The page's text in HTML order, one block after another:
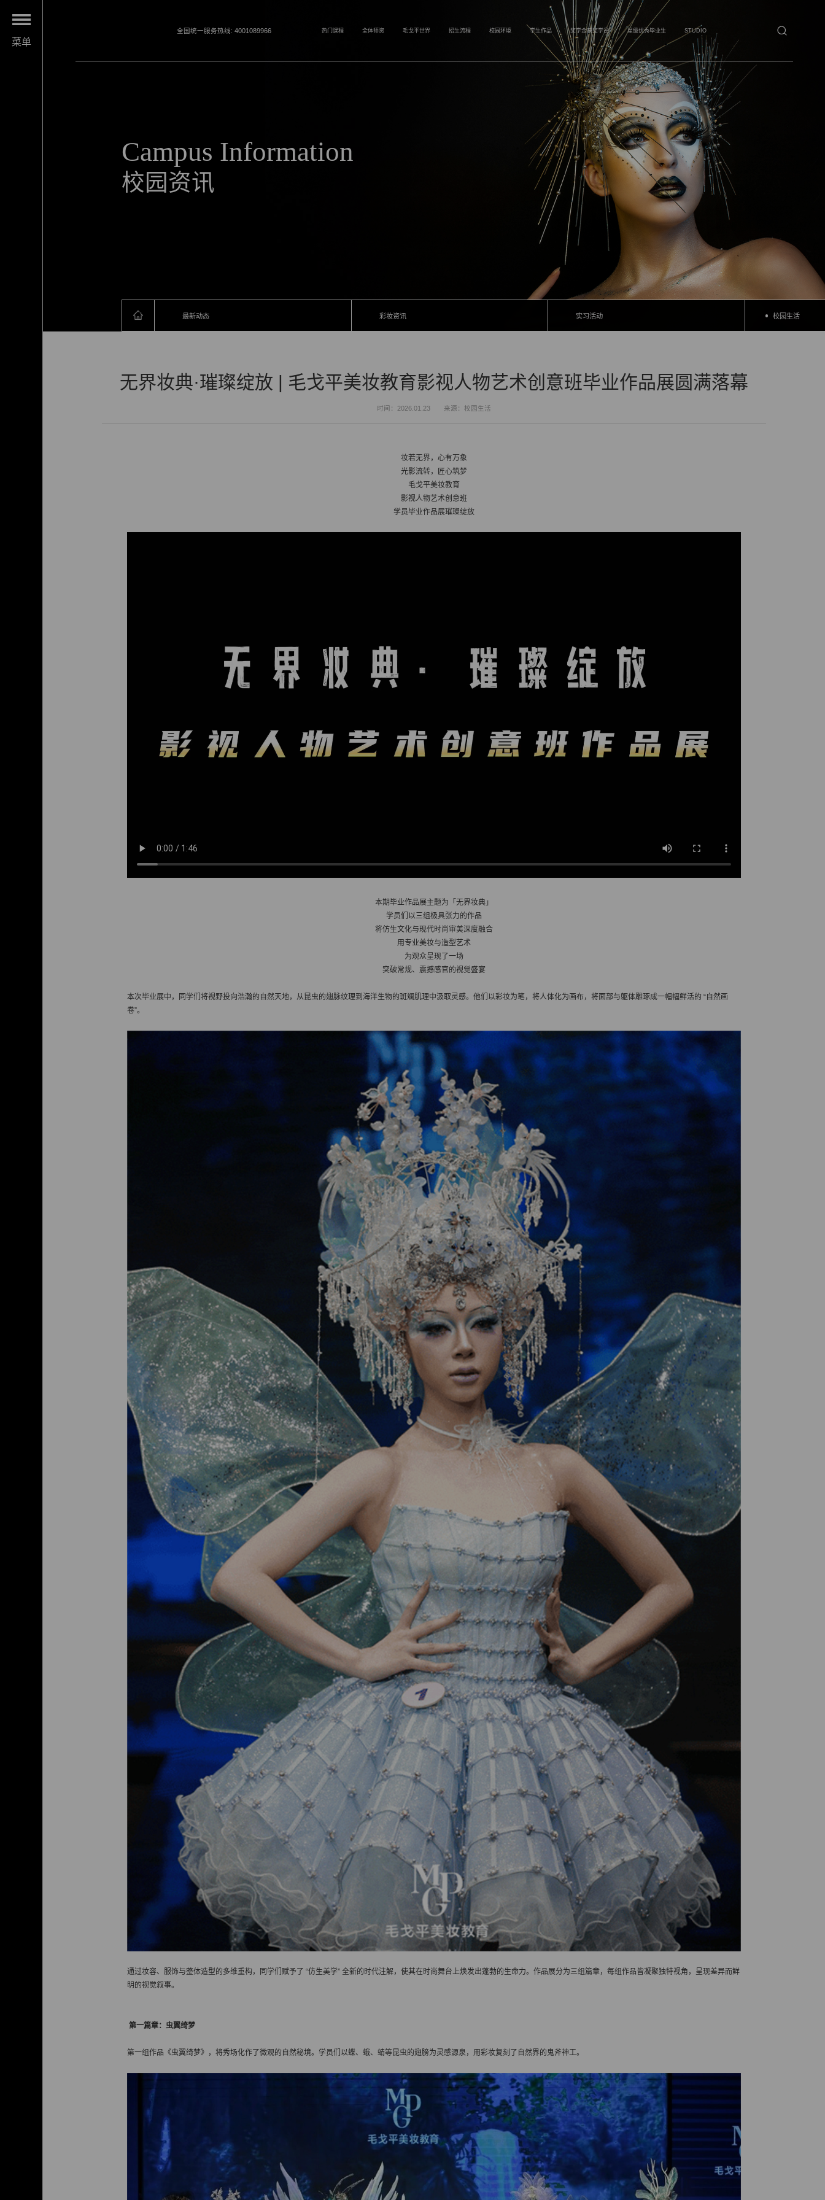
菜单
全国统一服务热线: 4001089966 热门课程 全体师资 毛戈平世界 招生流程 校园环境 学生作品 奖学金获奖学员 星级优秀毕业生 STUDIO
Campus Information
校园资讯
最新动态 彩妆资讯 实习活动 校园生活
无界妆典·璀璨绽放 | 毛戈平美妆教育影视人物艺术创意班毕业作品展圆满落幕
时间：2026.01.23 来源：校园生活
妆若无界，心有万象
光影流转，匠心筑梦
毛戈平美妆教育
影视人物艺术创意班
学员毕业作品展璀璨绽放
本期毕业作品展主题为「无界妆典」
学员们以三组极具张力的作品
将仿生文化与现代时尚审美深度融合
用专业美妆与造型艺术
为观众呈现了一场
突破常规、震撼感官的视觉盛宴
本次毕业展中，同学们将视野投向浩瀚的自然天地，从昆虫的翅脉纹理到海洋生物的斑斓肌理中汲取灵感。他们以彩妆为笔，将人体化为画布，将面部与躯体雕琢成一幅幅鲜活的 “自然画
卷”。
通过妆容、服饰与整体造型的多维重构，同学们赋予了 “仿生美学” 全新的时代注解，使其在时尚舞台上焕发出蓬勃的生命力。作品展分为三组篇章，每组作品皆凝聚独特视角，呈现差异而鲜
明的视觉叙事。
第一篇章：虫翼绮梦
第一组作品《虫翼绮梦》，将秀场化作了微观的自然秘境。学员们以蝶、蛾、蜻等昆虫的翅膀为灵感源泉，用彩妆复刻了自然界的鬼斧神工。